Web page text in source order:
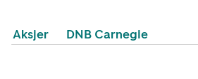
Aksjer DNB Carnegie